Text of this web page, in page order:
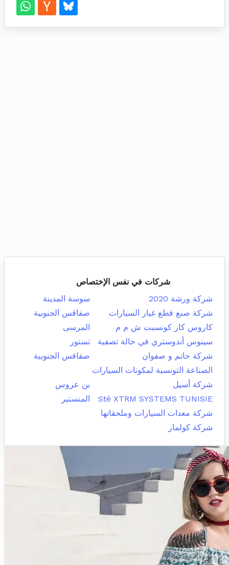
شركات في نفس الإختصاص
شركة ورشة 2020
سوسة المدينة
شركة صنع قطع غيار السيارات
صفاقس الجنوبية
كاروس كار كونسبت ش م م
المرسى
سينوس أندوستري في حالة تصفية
تستور
شركة حاتم و صفوان
صفاقس الجنوبية
الصناعة التونسية لمكونات السيارات
شركة أسيل
بن عروس
Sté XTRM SYSTEMS TUNISIE
المنستير
شركة معدات السيارات وملحقاتها
شركة كولمار